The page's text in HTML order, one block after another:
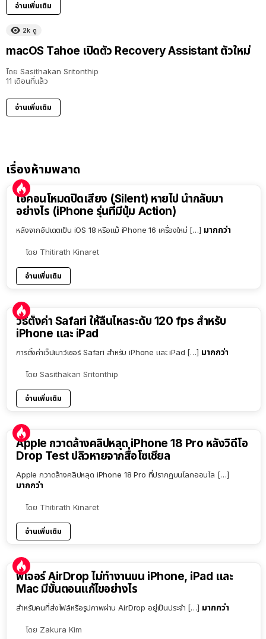
อ่านเพิ่มเติม
2k ดู
macOS Tahoe เปิดตัว Recovery Assistant ตัวใหม่
โดย Sasithakan Sritonthip
11 เดือนที่แล้ว
อ่านเพิ่มเติม
เรื่องห้ามพลาด
ไอคอนโหมดปิดเสียง (Silent) หายไป นำกลับมา
อย่างไร (iPhone รุ่นที่มีปุ่ม Action)
หลังจากอัปเดตเป็น iOS 18 หรือแม้ iPhone 16 เครื่องใหม่ […] มากกว่า
โดย Thitirath Kinaret
อ่านเพิ่มเติม
วิธีตั้งค่า Safari ให้ลื่นไหลระดับ 120 fps สำหรับ
iPhone และ iPad
การตั้งค่าเว็ปเบาว์เซอร์ Safari สำหรับ iPhone และ iPad […] มากกว่า
โดย Sasithakan Sritonthip
อ่านเพิ่มเติม
Apple กวาดล้างคลิปหลุด iPhone 18 Pro หลังวิดีโอ
Drop Test ปลิวหายจากสื่อโซเชียล
Apple กวาดล้างคลิปหลุด iPhone 18 Pro ที่ปรากฏบนโลกออนไล […]
มากกว่า
โดย Thitirath Kinaret
อ่านเพิ่มเติม
ฟีเจอร์ AirDrop ไม่ทำงานบน iPhone, iPad และ
Mac มีขั้นตอนแก้ไขอย่างไร
สำหรับคนที่ส่งไฟล์หรือรูปภาพผ่าน AirDrop อยู่เป็นประจำ […] มากกว่า
โดย Zakura Kim